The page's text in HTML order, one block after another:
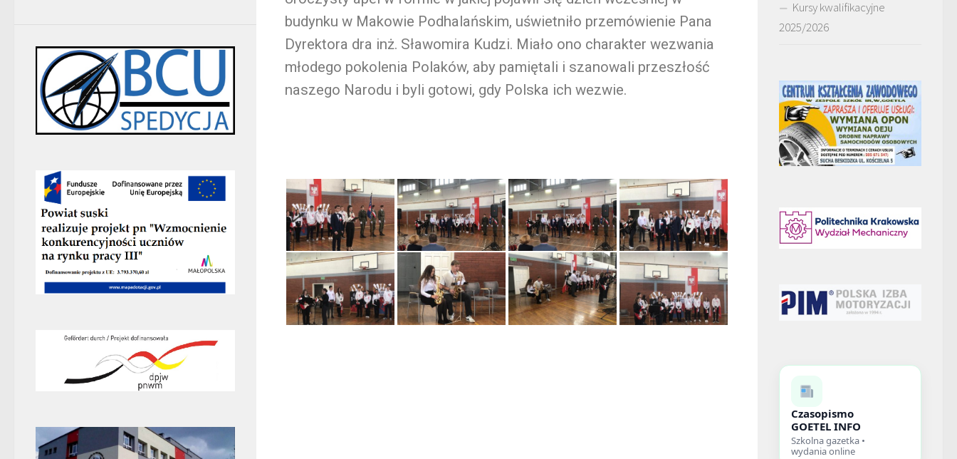
budynku w Makowie Podhalańskim, uświetniło przemówienie Pana
Dyrektora dra inż. Sławomira Kudzi. Miało ono charakter wezwania
młodego pokolenia Polaków, aby pamiętali i szanowali przeszłość
naszego Narodu i byli gotowi, gdy Polska ich wezwie.
Apel ZS Goetla w Suchej B. Apel ZS Goetla w Suchej B. Apel ZS Goetla w Suchej B. Apel ZS Goetla w Suchej B.
Kursy kwalifikacyjne
2025/2026
Czasopismo
GOETEL INFO
Szkolna gazetka •
wydania online